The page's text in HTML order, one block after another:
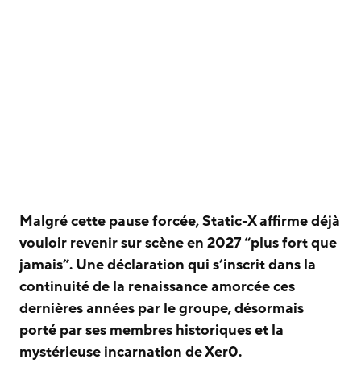
Malgré cette pause forcée, Static-X affirme déjà
vouloir revenir sur scène en 2027 “plus fort que
jamais”. Une déclaration qui s’inscrit dans la
continuité de la renaissance amorcée ces
dernières années par le groupe, désormais
porté par ses membres historiques et la
mystérieuse incarnation de Xer0.